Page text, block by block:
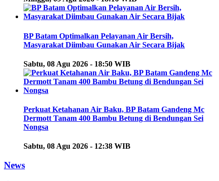
BP Batam Optimalkan Pelayanan Air Bersih,
Masyarakat Diimbau Gunakan Air Secara Bijak
Sabtu, 08 Agu 2026 - 18:50 WIB
Perkuat Ketahanan Air Baku, BP Batam Gandeng Mc
Dermott Tanam 400 Bambu Betung di Bendungan Sei
Nongsa
Sabtu, 08 Agu 2026 - 12:38 WIB
News